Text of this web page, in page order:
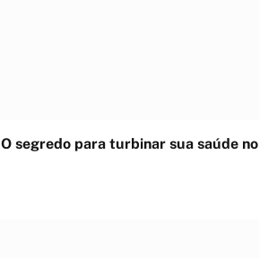
segredo para turbinar sua saúde no